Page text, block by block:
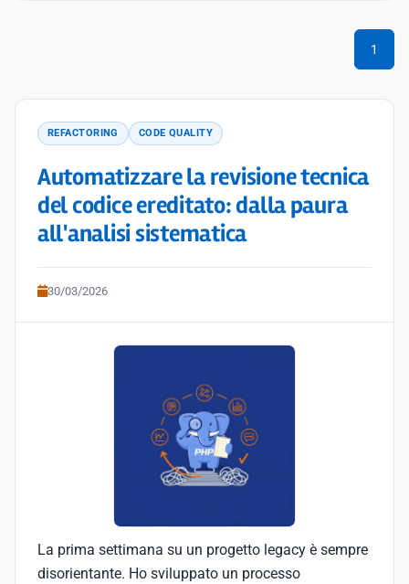
1
REFACTORING CODE QUALITY
Automatizzare la revisione tecnica
del codice ereditato: dalla paura
all'analisi sistematica
30/03/2026
La prima settimana su un progetto legacy è sempre
disorientante. Ho sviluppato un processo